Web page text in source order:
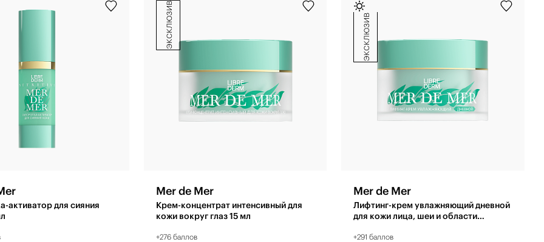
активатор для сияния
Mer de Mer
Крем-концентрат интенсивный для
кожи вокруг глаз 15 мл
+276 баллов
эксклюзив
Mer de Mer
Лифтинг-крем увлажняющий дневной
для кожи лица, шеи и области
+291 баллов
эксклюзив